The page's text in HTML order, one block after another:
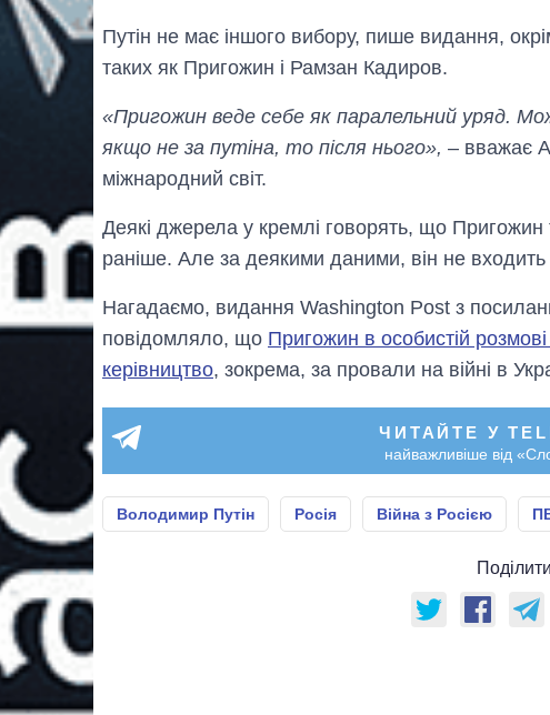
Путін не має іншого вибору, пише видання,
таких як Пригожин і Рамзан Кадиров.
«Пригожин веде себе як паралельний уряд.
якщо не за путіна, то після нього», – вважає
міжнародний світ.
Деякі джерела у кремлі говорять, що Пригожин
раніше. Але за деякими даними, він не
Нагадаємо, видання Washington Post з
повідомляло, що Пригожин в особистій розмові
керівництво, зокрема, за провали на війні в
ЧИТАЙТЕ У
найважливіше від
Володимир Путін Росія Війна з Росією